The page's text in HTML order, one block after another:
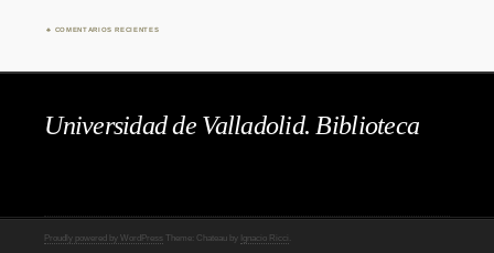
COMENTARIOS RECIENTES
Universidad de Valladolid. Biblioteca
Proudly powered by WordPress Theme: Chateau by Ignacio Ricci